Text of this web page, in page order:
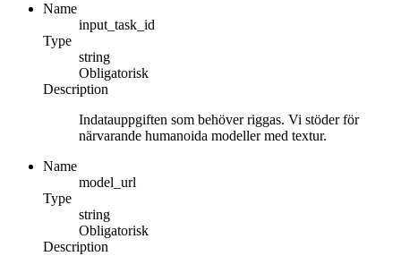
Name
input_task_id
Type
string
Obligatorisk
Description
Indatauppgiften som behöver riggas. Vi stöder för
närvarande humanoida modeller med textur.
Name
model_url
Type
string
Obligatorisk
Description